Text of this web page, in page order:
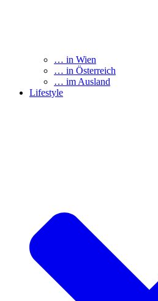
… in Wien
… in Österreich
… im Ausland
Lifestyle